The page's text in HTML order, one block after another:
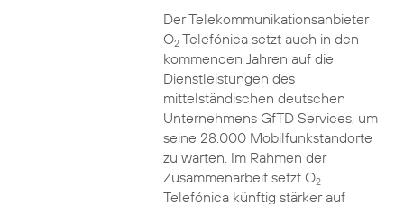
Der Telekommunikationsanbieter
O2Telefónica setzt auch in den
kommenden Jahren auf die
Dienstleistungen des
mittelständischen deutschen
Unternehmens GfTD Services, um
seine 28.000 Mobilfunkstandorte
zu warten. Im Rahmen der
Zusammenarbeit setzt O2
Telefónica künftig stärker auf